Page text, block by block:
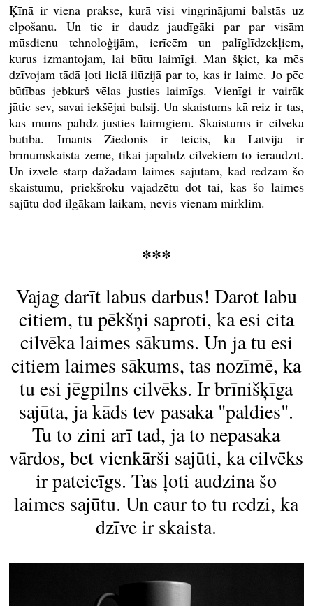
Ķīnā ir viena prakse, kurā visi vingrinājumi balstās uz
elpošanu. Un tie ir daudz jaudīgāki par par visām
mūsdienu tehnoloģijām, ierīcēm un palīglīdzekļiem,
kurus izmantojam, lai būtu laimīgi. Man šķiet, ka mēs
dzīvojam tādā ļoti lielā ilūzijā par to, kas ir laime. Jo pēc
būtības jebkurš vēlas justies laimīgs. Vienīgi ir vairāk
jātic sev, savai iekšējai balsij. Un skaistums kā reiz ir tas,
kas mums palīdz justies laimīgiem. Skaistums ir cilvēka
būtība. Imants Ziedonis ir teicis, ka Latvija ir
brīnumskaista zeme, tikai jāpalīdz cilvēkiem to ieraudzīt.
Un izvēlē starp dažādām laimes sajūtām, kad redzam šo
skaistumu, priekšroku vajadzētu dot tai, kas šo laimes
sajūtu dod ilgākam laikam, nevis vienam mirklim.
***
Vajag darīt labus darbus! Darot labu
citiem, tu pēkšņi saproti, ka esi cita
cilvēka laimes sākums. Un ja tu esi
citiem laimes sākums, tas nozīmē, ka
tu esi jēgpilns cilvēks. Ir brīnišķīga
sajūta, ja kāds tev pasaka "paldies".
Tu to zini arī tad, ja to nepasaka
vārdos, bet vienkārši sajūti, ka cilvēks
ir pateicīgs. Tas ļoti audzina šo
laimes sajūtu. Un caur to tu redzi, ka
dzīve ir skaista.